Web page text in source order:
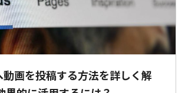
画を投稿する方法を詳しく解